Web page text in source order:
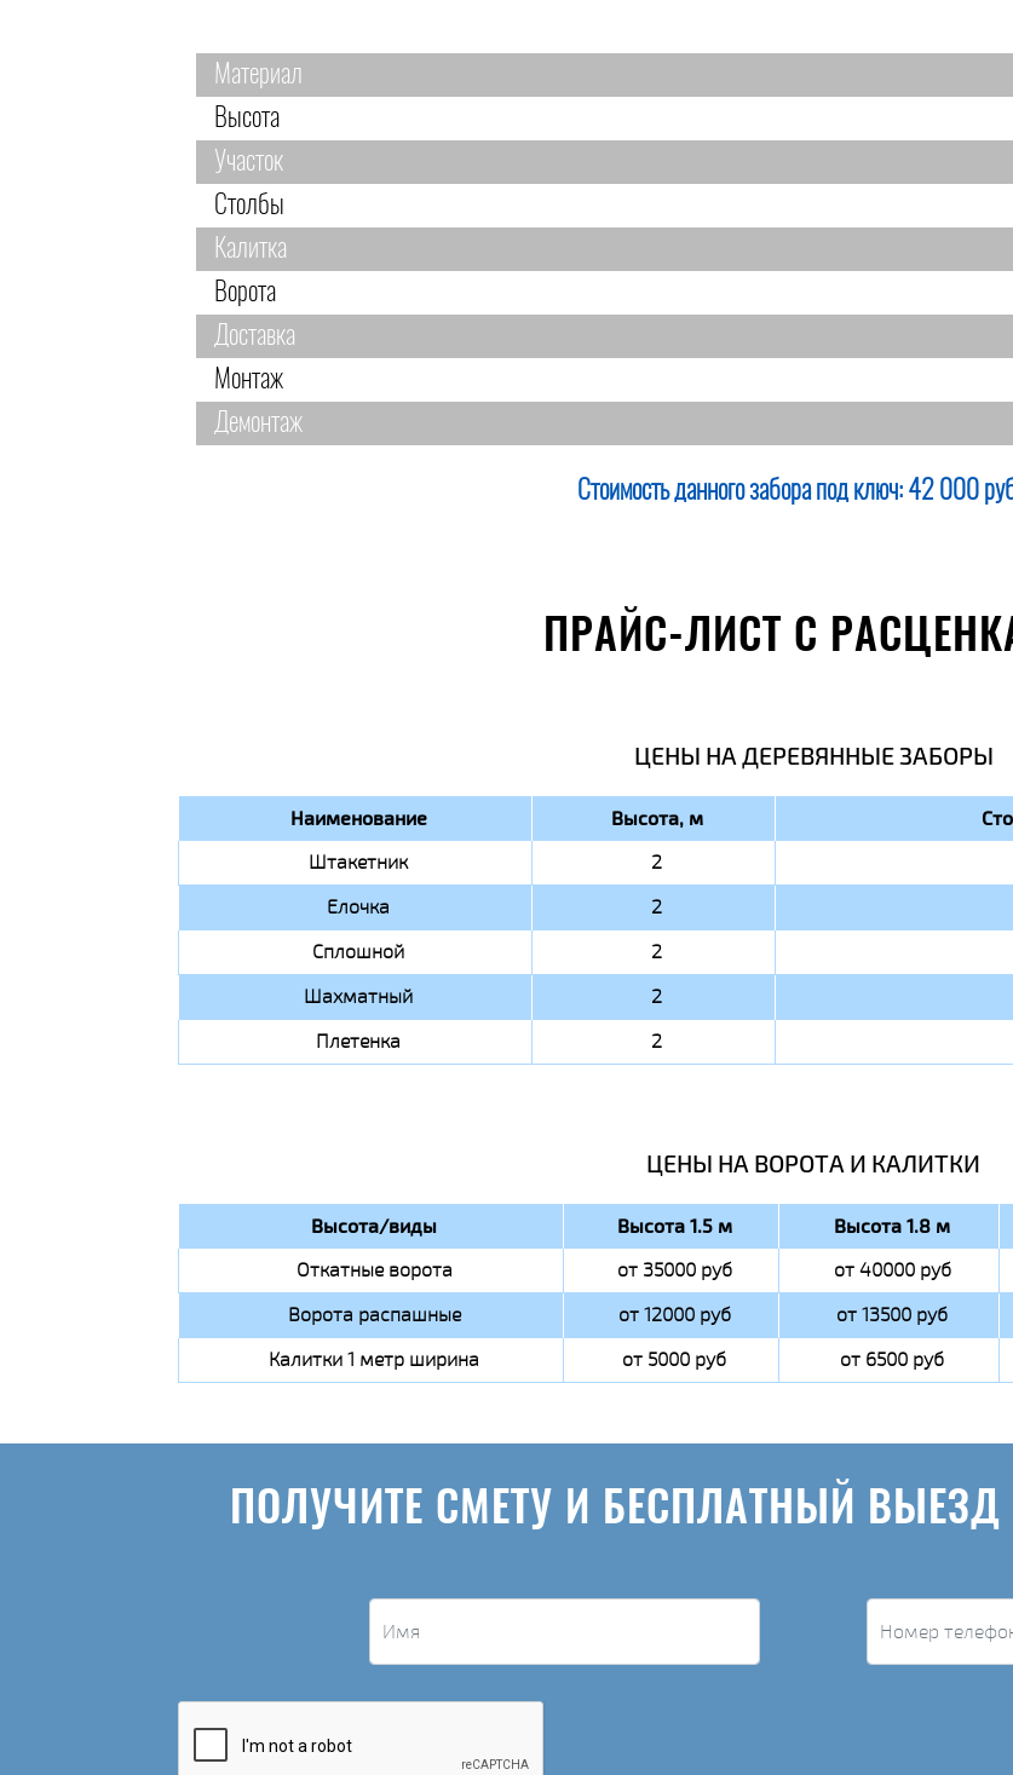
Материал
Высота
Участок
Столбы
Калитка
Ворота
Доставка
Монтаж
Демонтаж
Стоимость данного забора под ключ: 42 000
ПРАЙС-ЛИСТ С
ЦЕНЫ НА ДЕРЕВЯННЫЕ ЗАБОРЫ
Наименование Высота, м
Штакетник 2
Елочка
2
Сплошной
2
Шахматный
2
Плетенка
2
ЦЕНЫ НА ВОРОТА И КАЛИТКИ
Высота/виды Высота 1.5 м Высота 1.8 м
Откатные ворота от 35000 руб от 40000 руб
Ворота распашные
от 12000 руб от 13500 руб
Калитки 1 метр ширина
от 5000 руб от 6500 руб
ПОЛУЧИТЕ СМЕТУ И БЕСПЛАТНЫЙ